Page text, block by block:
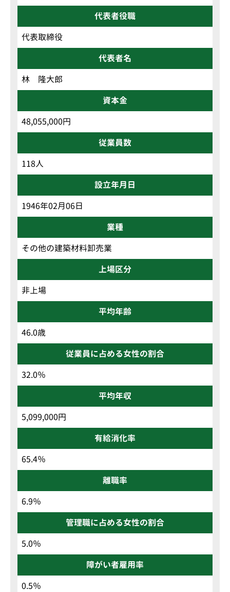
代表者役職
代表取締役
代表者名
林 隆大郎
資本金
48,055,000円
従業員数
118人
設立年月日
1946年02月06日
業種
その他の建築材料卸売業
上場区分
非上場
平均年齢
46.0歳
従業員に占める女性の割合
32.0％
平均年収
5,099,000円
有給消化率
65.4％
離職率
6.9％
管理職に占める女性の割合
5.0％
障がい者雇用率
0.5％